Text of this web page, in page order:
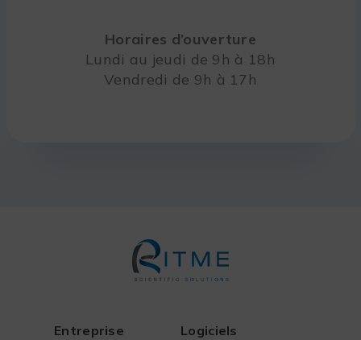
Horaires d’ouverture
Lundi au jeudi de 9h à 18h
Vendredi de 9h à 17h
Entreprise Logiciels